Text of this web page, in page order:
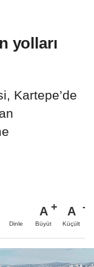
yolları
Kartepe’de
Dinle
A
Büyüt
A
Küçült